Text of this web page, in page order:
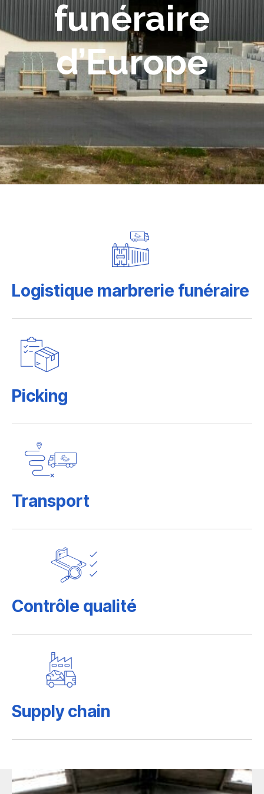
funéraire
d’Europe
Logistique marbrerie funéraire
Picking
Transport
Contrôle qualité
Supply chain